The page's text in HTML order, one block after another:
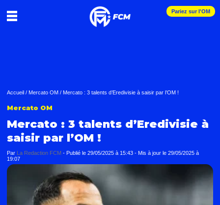
Pariez sur l'OM
Accueil / Mercato OM / Mercato : 3 talents d’Eredivisie à saisir par l’OM !
Mercato OM
Mercato : 3 talents d’Eredivisie à
saisir par l’OM !
Par La Redaction FCM - Publié le 29/05/2025 à 15:43 - Mis à jour le 29/05/2025 à
19:07